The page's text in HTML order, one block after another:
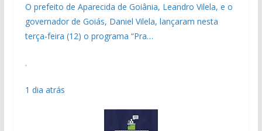
O prefeito de Aparecida de Goiânia, Leandro Vilela, e o
governador de Goiás, Daniel Vilela, lançaram nesta
terça-feira (12) o programa “Pra…
.
1 dia atrás